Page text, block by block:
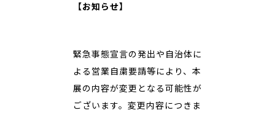
【お知らせ】
緊急事態宣言の発出や自治体に
よる営業自粛要請等により、本
展の内容が変更となる可能性が
ございます。変更内容につきま